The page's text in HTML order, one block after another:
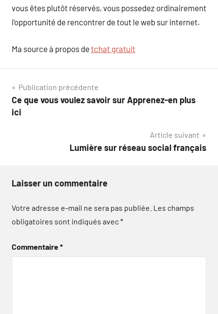
vous êtes plutôt réservés, vous possedez ordinairement
l’opportunité de rencontrer de tout le web sur internet.
Ma source à propos de tchat gratuit
Navigation
de
Publication précédente
Ce que vous voulez savoir sur Apprenez-en plus
ici
Article suivant
Lumière sur réseau social français
Laisser un commentaire
Votre adresse e-mail ne sera pas publiée. Les champs
obligatoires sont indiqués avec*
Commentaire*